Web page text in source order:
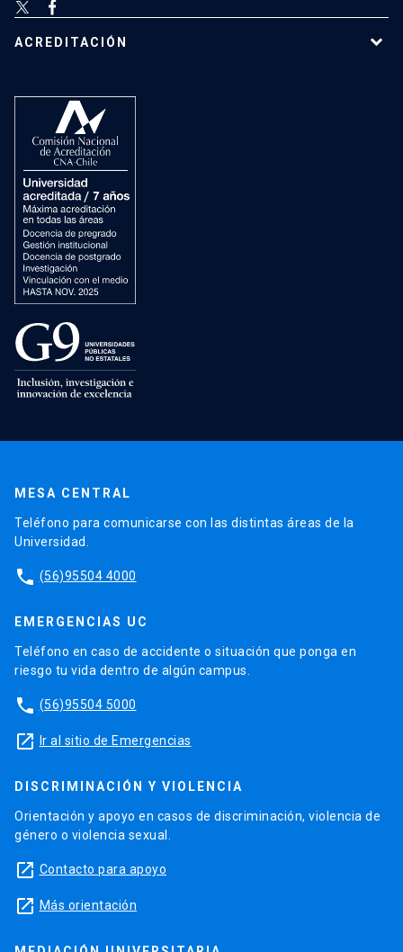
ACREDITACIÓN
MESA CENTRAL
Teléfono para comunicarse con las distintas áreas de la
Universidad.
phone (56)95504 4000
EMERGENCIAS UC
Teléfono en caso de accidente o situación que ponga en
riesgo tu vida dentro de algún campus.
phone (56)95504 5000
launch Ir al sitio de Emergencias
DISCRIMINACIÓN Y VIOLENCIA
Orientación y apoyo en casos de discriminación, violencia de
género o violencia sexual.
launch Contacto para apoyo
launch Más orientación